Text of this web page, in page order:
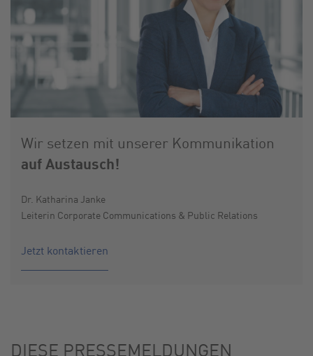
Wir setzen mit unserer Kommunikation
auf Austausch!
Dr. Katharina Janke
Leiterin Corporate Communications & Public Relations
Jetzt kontaktieren
DIESE PRESSEMELDUNGEN